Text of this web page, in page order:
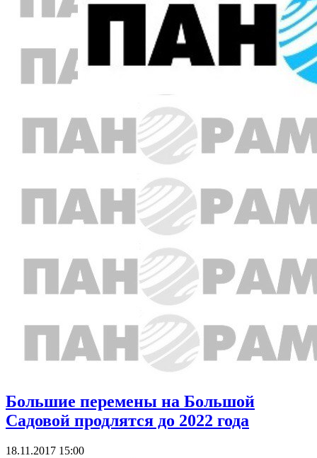
Большие перемены на Большой
Садовой продлятся до 2022 года
18.11.2017 15:00